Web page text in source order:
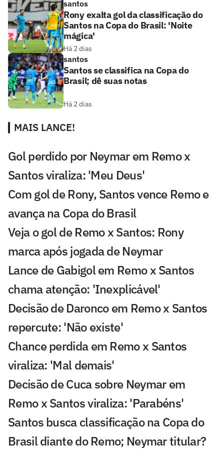
santos
Rony exalta gol da classificação do
Santos na Copa do Brasil: 'Noite
mágica'
Há 2 dias
santos
Santos se classifica na Copa do
Brasil; dê suas notas
Há 2 dias
MAIS LANCE!
Gol perdido por Neymar em Remo x
Santos viraliza: 'Meu Deus'
Com gol de Rony, Santos vence Remo e
avança na Copa do Brasil
Veja o gol de Remo x Santos: Rony
marca após jogada de Neymar
Lance de Gabigol em Remo x Santos
chama atenção: 'Inexplicável'
Decisão de Daronco em Remo x Santos
repercute: 'Não existe'
Chance perdida em Remo x Santos
viraliza: 'Mal demais'
Decisão de Cuca sobre Neymar em
Remo x Santos viraliza: 'Parabéns'
Santos busca classificação na Copa do
Brasil diante do Remo; Neymar titular?